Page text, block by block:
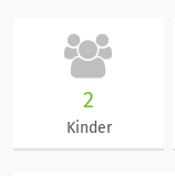
2
Kinder